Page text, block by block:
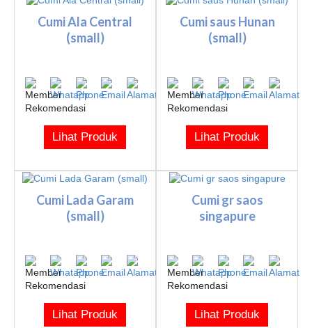
Cumi Ala Central
(small)
Lihat Produk
Cumi saus Hunan
(small)
Lihat Produk
Cumi Lada Garam
(small)
Lihat Produk
Cumi gr saos
singapure
Lihat Produk